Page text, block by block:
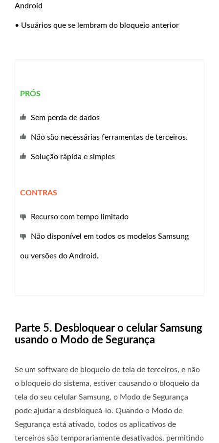
Android
• Usuários que se lembram do bloqueio anterior
PRÓS
Sem perda de dados
Não são necessárias ferramentas de terceiros.
Solução rápida e simples
CONTRAS
Recurso com tempo limitado
Não disponível em todos os modelos Samsung
ou versões do Android.
Parte 5. Desbloquear o celular Samsung
usando o Modo de Segurança
Se um software de bloqueio de tela de terceiros, e não
o bloqueio do sistema, estiver causando o bloqueio da
tela do seu celular Samsung, o Modo de Segurança
pode ajudar a desbloqueá-lo. Quando o Modo de
Segurança está ativado, todos os aplicativos de
terceiros são temporariamente desativados, permitindo